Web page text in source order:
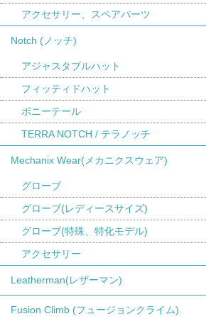
アクセサリー、スペアパーツ
Notch (ノッチ)
アジャスタブルハット
フィッティドハット
ポニーテール
TERRA NOTCH / テラノッチ
Mechanix Wear(メカニクスウェア)
グローブ
グローブ(レディースサイズ)
グローブ(特殊、特化モデル)
アクセサリー
Leatherman(レザーマン)
Fusion Climb (フュージョンクライム)